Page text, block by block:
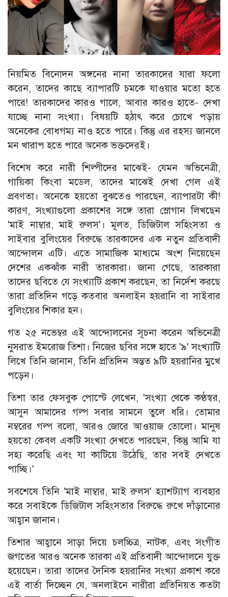
নিয়মিত বিনোদন অঙ্গনের নানা তারকাদের যারা ফলো
করেন, তাদের কাছে ব্যাপারটি চমকে যাওয়ার মতো হতে
পারে! তারকাদের কারও গালে, আবার কারও হাতে- দেখা
যাচ্ছে নানা সংখ্যা। বিষয়টি হঠাৎ করে চোখে পড়ায়
অনেকের বোধগম্য নাও হতে পারে। কিন্তু এর রহস্য জানলে
মন খারাপ হতে পারে অনেক ভক্তদেরই।
বিশেষ করে নারী শিল্পীদের মাঝেই- যেমন অভিনেত্রী,
গায়িকা কিংবা মডেল, তাদের মাঝেই দেখা গেল এই
প্রবণতা। অনেকে হয়তো বুঝতেও পারছেন, ব্যাপারটা কী!
কারণ, সংখ্যাগুলো প্রকাশের সঙ্গে তারা স্লোগান লিখছেন
'মাই নাম্বার, মাই রুলস'। মূলত, ডিজিটাল সহিংসতা ও
সাইবার বুলিংয়ের বিরুদ্ধে তারকাদের এক নতুন প্রতিবাদী
আন্দোলন এটি। এতে সামাজিক মাধ্যমে অংশ নিয়েছেন
দেশের একঝাঁক নারী তারকারা। জানা গেছে, তারকারা
তাদের ছবিতে যে সংখ্যাটি প্রকাশ করছেন, তা নির্দেশ করছে
তারা প্রতিদিন গড়ে কতবার অনলাইন হয়রানি বা সাইবার
বুলিংয়ের শিকার হন।
গত ২৫ নভেম্বর এই আন্দোলনের সূচনা করেন অভিনেত্রী
নুসরাত ইমরোজ তিশা। নিজের ছবির সঙ্গে হাতে '৯' সংখ্যাটি
লিখে তিনি জানান, তিনি প্রতিদিন অন্তত ৯টি হয়রানির মুখে
পড়েন।
তিশা তার ফেসবুক পোস্টে লেখেন, 'সংখ্যা থেকে কণ্ঠস্বর,
আসুন আমাদের গল্প সবার সামনে তুলে ধরি। তোমার
নম্বরের গল্প বলো, আরও জোরে আওয়াজ তোলো। মানুষ
হয়তো কেবল একটি সংখ্যা দেখতে পারছেন, কিন্তু আমি যা
সহ্য করেছি এবং যা কাটিয়ে উঠেছি, তার সবই দেখতে
পাচ্ছি।'
সবশেষে তিনি 'মাই নাম্বার, মাই রুলস' হ্যাশট্যাগ ব্যবহার
করে সবাইকে ডিজিটাল সহিংসতার বিরুদ্ধে রুখে দাঁড়ানোর
আহ্বান জানান।
তিশার আহ্বানে সাড়া দিয়ে চলচ্চিত্র, নাটক, এবং সংগীত
জগতের আরও অনেক তারকা এই প্রতিবাদী আন্দোলনে যুক্ত
হয়েছেন। তারা তাদের দৈনিক হয়রানির সংখ্যা প্রকাশ করে
এই বার্তা দিচ্ছেন যে, অনলাইনে নারীরা প্রতিনিয়ত কতটা